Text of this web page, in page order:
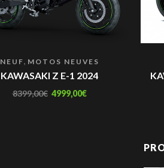
NEUF, MOTOS NEUVES
KAWASAKI Z E-1 2024
8399,00€ 4999,00€